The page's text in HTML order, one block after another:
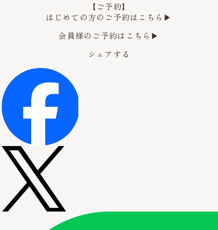
【ご予約】
はじめての方のご予約は こちら▶︎
会員様のご予約は こちら▶︎
シェアする